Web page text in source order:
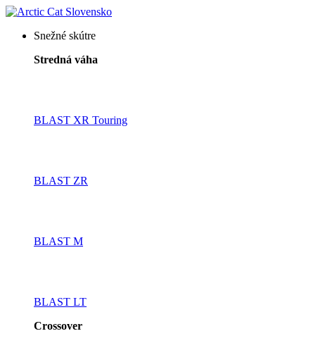
Snežné skútre
Stredná váha
BLAST XR Touring
BLAST ZR
BLAST M
BLAST LT
Crossover